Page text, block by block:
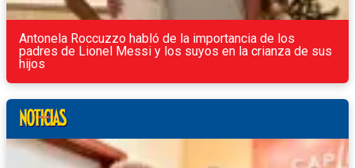
Antonela Roccuzzo habló de la importancia de los
padres de Lionel Messi y los suyos en la crianza de sus
hijos